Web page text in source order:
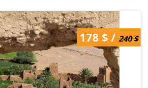
240 $ / 178 $
178 $ / 240 $